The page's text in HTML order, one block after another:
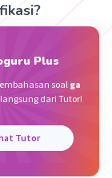
tidak memiliki
Plus
soalga
dari Tutor!
Tutor